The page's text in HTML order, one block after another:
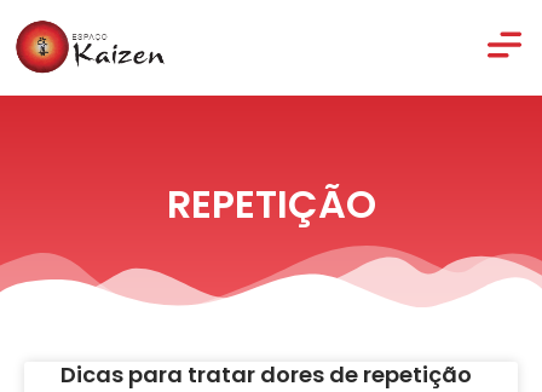
REPETIÇÃO
Dicas para tratar dores de repetição